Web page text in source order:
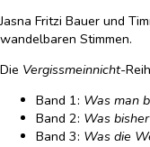
Jasna Fritzi Bauer und
wandelbaren Stimmen.
Die Vergissmeinnicht-
Band 1: Was man
Band 2: Was
Band 3: Was die